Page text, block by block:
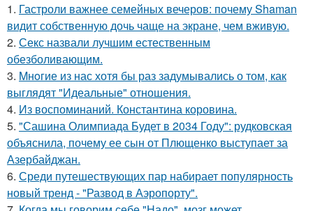
1. Гастроли важнее семейных вечеров: почему Shaman
видит собственную дочь чаще на экране, чем вживую.
2. Секс назвали лучшим естественным
обезболивающим.
3. Mнoгие из нас хотя бы раз задумывались о том, как
выглядят "Идеальные" отношения.
4. Из воспоминаний. Константина коровина.
5. "Сашина Олимпиада Будет в 2034 Году": рудковская
объяснила, почему ее сын от Плющенко выступает за
Азербайджан.
6. Среди путешествующих пар набирает популярность
новый тренд - "Развод в Аэропорту".